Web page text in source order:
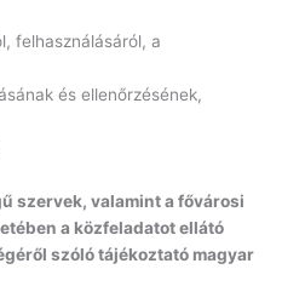
felhasználásáról, a
és ellenőrzésének,
szervek, valamint a fővárosi
a közfeladatot ellátó
szóló tájékoztató magyar